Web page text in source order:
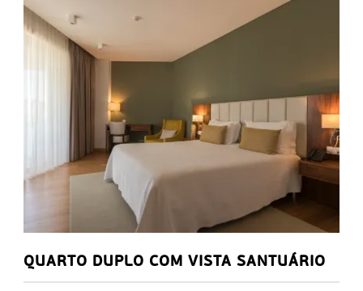
QUARTO DUPLO COM VISTA SANTUÁRIO